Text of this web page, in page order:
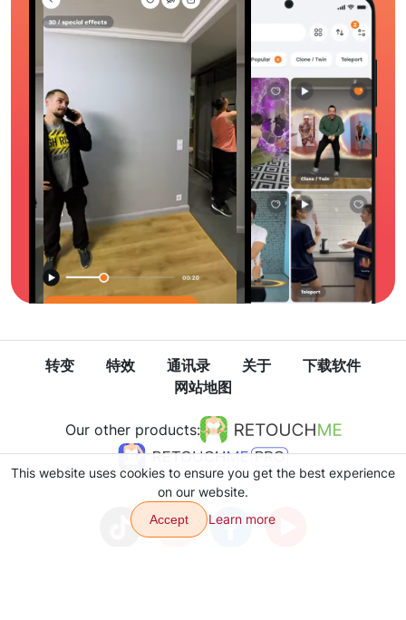
转变 特效 通讯录 关于
下载软件
网站地图
Our other products:
This website uses cookies to ensure you get the best experience
on our website.
Accept Learn more